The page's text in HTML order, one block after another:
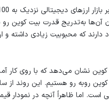
آن‌ها به‌تدریج قدرت بیت کوین
دارند که محبوبیت زیادی داشته
نشان می‌دهد که با روی کار
است. اما ظاهراً آنچه در